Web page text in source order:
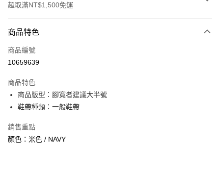
超取滿NT$1,500免運
信用卡一次付款
信用卡分期付款
合作金庫商業銀行
華南商業銀行
上海商業儲蓄銀行
臺灣中小企業銀行
匯豐（台灣）商業銀行
超商取貨付款
LINE Pay
Apple Pay
街口支付
商品特色
商品編號
10659639
商品特色
商品版型：腳寬者建議大半號
鞋帶種類：一般鞋帶
銷售重點
顏色：米色 / NAVY